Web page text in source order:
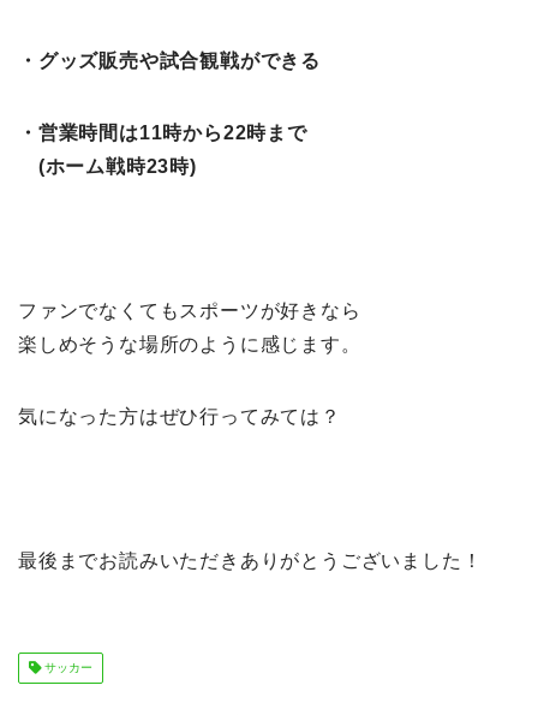
・グッズ販売や試合観戦ができる
・営業時間は11時から22時まで
(ホーム戦時23時)
ファンでなくてもスポーツが好きなら
楽しめそうな場所のように感じます。
気になった方はぜひ行ってみては？
最後までお読みいただきありがとうございました！
サッカー